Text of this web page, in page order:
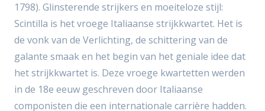
1798). Glinsterende strijkers en moeiteloze stijl:
Scintilla is het vroege Italiaanse strijkkwartet. Het is
de vonk van de Verlichting, de schittering van de
galante smaak en het begin van het geniale idee dat
het strijkkwartet is. Deze vroege kwartetten werden
in de 18e eeuw geschreven door Italiaanse
componisten die een internationale carrière hadden.